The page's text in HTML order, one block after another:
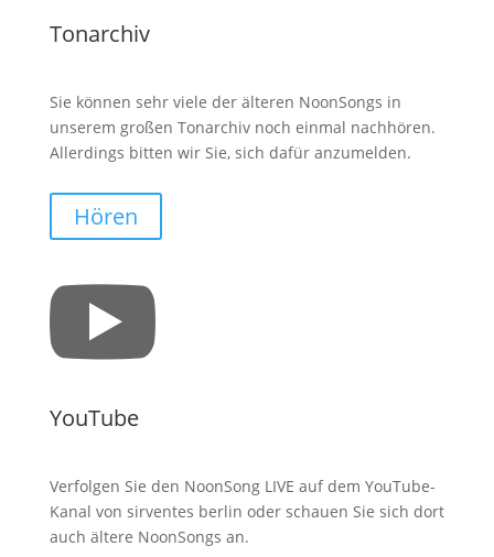
Tonarchiv
Sie können sehr viele der älteren NoonSongs in
unserem großen Tonarchiv noch einmal nachhören.
Allerdings bitten wir Sie, sich dafür anzumelden.
Hören

YouTube
Verfolgen Sie den NoonSong LIVE auf dem YouTube-
Kanal von sirventes berlin oder schauen Sie sich dort
auch ältere NoonSongs an.